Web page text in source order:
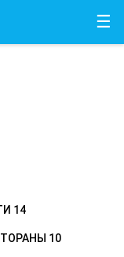
☰
14
10